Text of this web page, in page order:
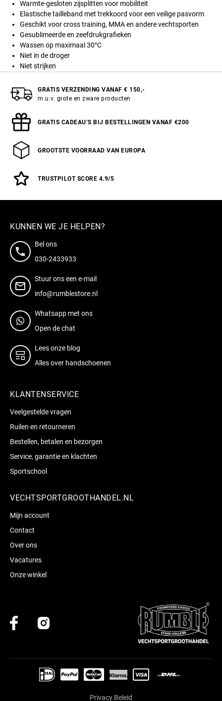
Warmte-gesloten zijsplitten voor mobiliteit
Elastische tailleband met trekkoord voor een veilige pasvorm
Geschikt voor cross training, MMA en andere vechtsporten
Gesublimeerde en zeefdrukgrafieken
Wassen op maximaal 30°C
Niet in de droger
Niet strijken
GRATIS VERZENDING VANAF € 150,-
m.u.v. grote en zware producten
GRATIS CADEAU’S BIJ BESTELLINGEN VANAF €200
GROOTSTE VOORRAAD VAN EUROPA
TRUSTPILOT SCORE 4.9/5
KUNNEN WE JE HELPEN?
Bel ons
030-2433933
Stuur ons een e-mail
info@rumblestore.nl
Whatsapp met ons
Open de chat
Lees onze blog
Alles over handschoenen
KLANTENSERVICE
Veelgestelde vragen
Ruilen en retourneren
Bestellen, betalen en bezorgen
Service, garantie en klachten
Sportschool
VECHTSPORTGROOTHANDEL.NL
Mijn account
Contact
Over ons
Vacatures
Onze winkel
Privacy Beleid